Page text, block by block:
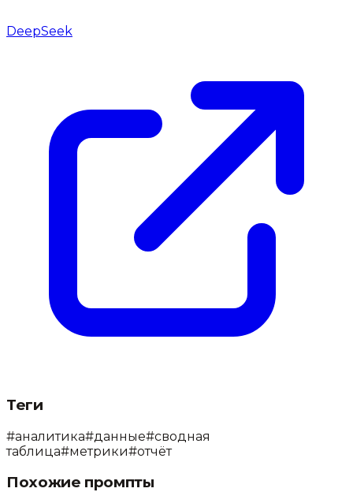
DeepSeek
Теги
#аналитика#данные#сводная
таблица#метрики#отчёт
Похожие промпты